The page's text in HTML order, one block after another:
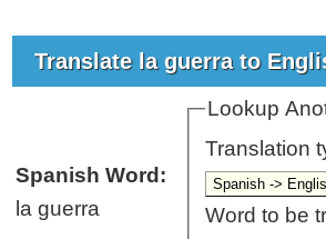
Translate la guerra to
Lookup
Translation
Word to be
Spanish Word:
la guerra